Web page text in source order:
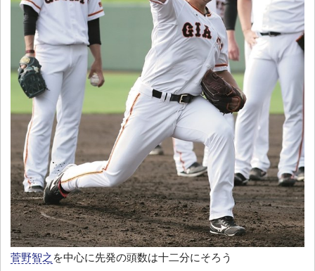
菅野智之 を中心に先発の頭数は十二分にそろう